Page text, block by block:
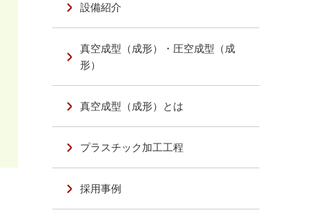
設備紹介
真空成型（成形）・圧空成型（成
形）
真空成型（成形）とは
プラスチック加工工程
採用事例